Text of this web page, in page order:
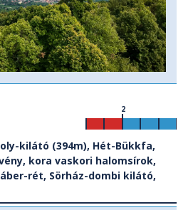
kilátó (394m), Hét-Bükkfa,
kora vaskori halomsírok,
rét, Sörház-dombi kilátó,
2